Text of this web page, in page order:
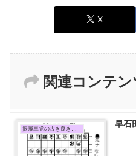
X
関連コンテン
早石